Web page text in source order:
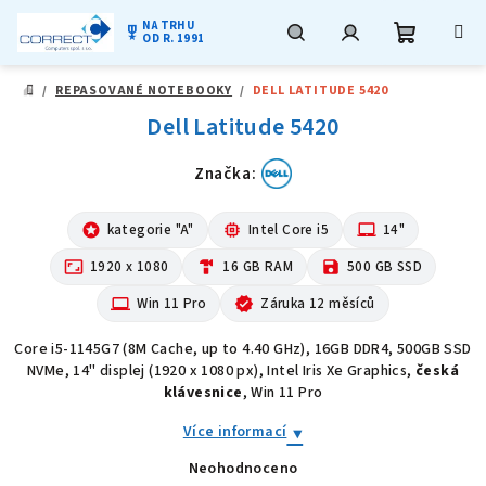
military_tech NA TRHU
OD R. 1991
DOMŮ
/ REPASOVANÉ NOTEBOOKY / DELL LATITUDE 5420
Dell Latitude 5420
Značka:
stars kategorie "A" memory Intel Core i5 laptop_mac 14"
aspect_ratio 1920 x 1080 hardware 16 GB RAM save 500 GB SSD
computer Win 11 Pro verified Záruka 12 měsíců
Core i5-1145G7 (8M Cache, up to 4.40 GHz), 16GB DDR4, 500GB SSD
NVMe, 14" displej (1920 x 1080 px), Intel Iris Xe Graphics, česká
klávesnice, Win 11 Pro
Více informací
Průměrné
Neohodnoceno